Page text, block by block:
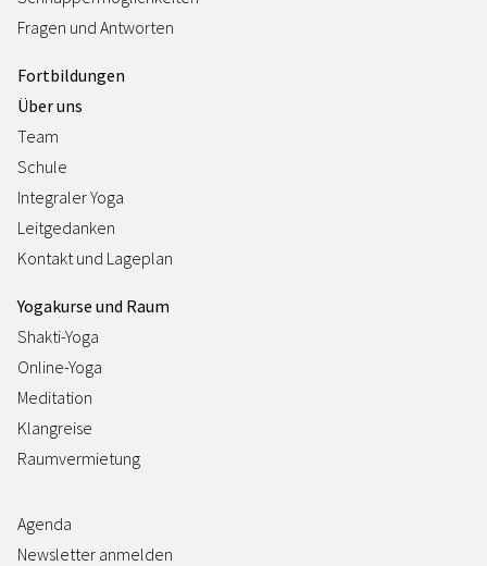
Fragen und Antworten
Fortbildungen
Über uns
Team
Schule
Integraler Yoga
Leitgedanken
Kontakt und Lageplan
Yogakurse und Raum
Shakti-Yoga
Online-Yoga
Meditation
Klangreise
Raumvermietung
Agenda
Newsletter anmelden